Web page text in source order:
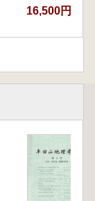
16,500円